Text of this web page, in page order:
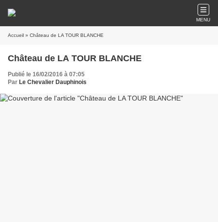
MENU
Accueil » Château de LA TOUR BLANCHE
Château de LA TOUR BLANCHE
Publié le 16/02/2016 à 07:05
Par Le Chevalier Dauphinois